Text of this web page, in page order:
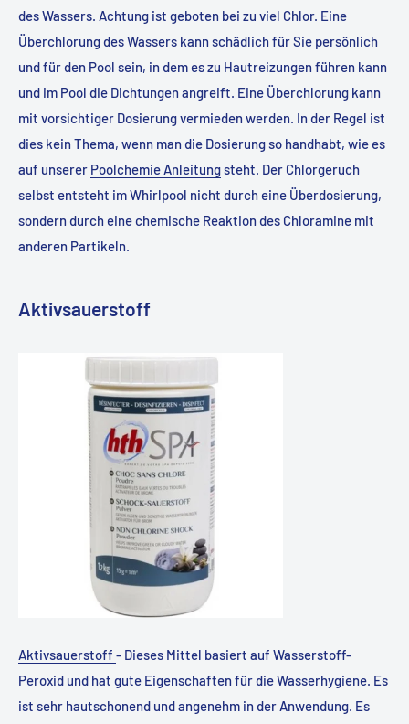
des Wassers. Achtung ist geboten bei zu viel Chlor. Eine
Überchlorung des Wassers kann schädlich für Sie persönlich
und für den Pool sein, in dem es zu Hautreizungen führen kann
und im Pool die Dichtungen angreift. Eine Überchlorung kann
mit vorsichtiger Dosierung vermieden werden. In der Regel ist
dies kein Thema, wenn man die Dosierung so handhabt, wie es
auf unserer Poolchemie Anleitungsteht. Der Chlorgeruch
selbst entsteht im Whirlpool nicht durch eine Überdosierung,
sondern durch eine chemische Reaktion des Chloramine mit
anderen Partikeln.
Aktivsauerstoff
Aktivsauerstoff - Dieses Mittel basiert auf Wasserstoff-
Peroxid und hat gute Eigenschaften für die Wasserhygiene. Es
ist sehr hautschonend und angenehm in der Anwendung. Es